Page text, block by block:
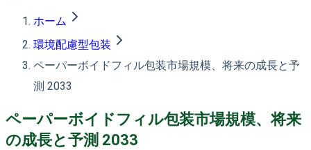
ホーム
環境配慮型包装
ペーパーボイドフィル包装市場規模、将来の成長と予
測 2033
ペーパーボイドフィル包装市場規模、将来
の成長と予測 2033